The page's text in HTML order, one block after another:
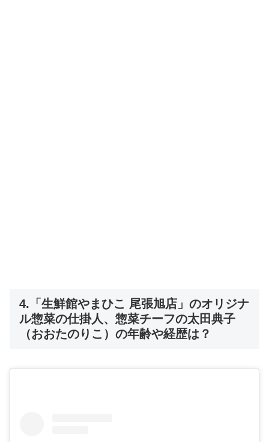
4.「生鮮館やまひこ 尾張旭店」のオリジナ
ル惣菜の仕掛人、惣菜チーフの太田典子
（おおたのりこ）の年齢や経歴は？